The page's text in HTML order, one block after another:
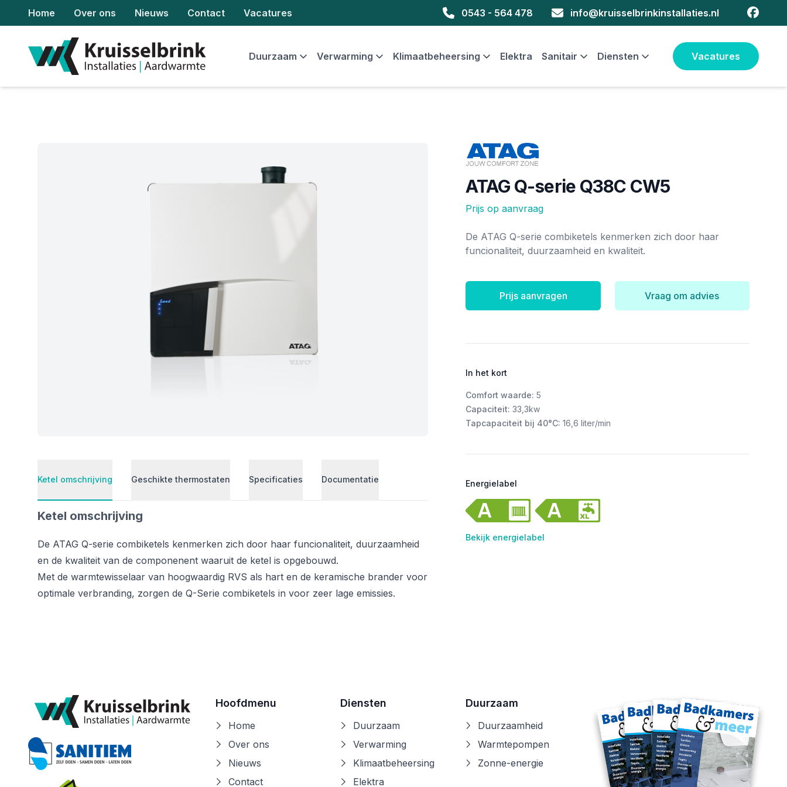
Home Over ons Nieuws Contact Vacatures 0543 - 564 478 info@kruisselbrinkinstallaties.nl
Duurzaam Verwarming Klimaatbeheersing Elektra Sanitair Diensten Vacatures
ATAG Q-serie Q38C CW5
Prijs op aanvraag
Merk
De ATAG Q-serie combiketels kenmerken zich door haar
funcionaliteit, duurzaamheid en kwaliteit.
Prijs aanvragen Vraag om advies
In het kort
Comfort waarde: 5
Capaciteit: 33,3kw
Tapcapaciteit bij 40°C: 16,6 liter/min
Energielabel
Bekijk energielabel
Ketel omschrijving Geschikte thermostaten Specificaties Documentatie
Ketel omschrijving
De ATAG Q-serie combiketels kenmerken zich door haar funcionaliteit, duurzaamheid
en de kwaliteit van de componenent waaruit de ketel is opgebouwd.
Met de warmtewisselaar van hoogwaardig RVS als hart en de keramische brander voor
optimale verbranding, zorgen de Q-Serie combiketels in voor zeer lage emissies.
Hoofdmenu
Home
Over ons
Nieuws
Contact
Diensten
Duurzaam
Verwarming
Klimaatbeheersing
Elektra
Duurzaam
Duurzaamheid
Warmtepompen
Zonne-energie